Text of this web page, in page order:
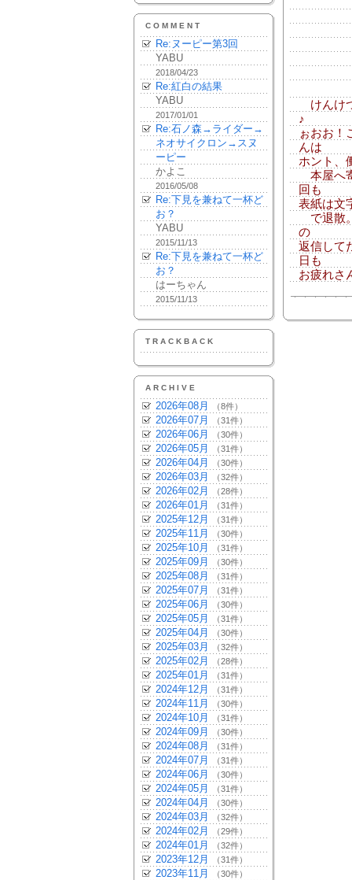
COMMENT
Re:ヌーピー第3回
YABU
2018/04/23
Re:紅白の結果
YABU
2017/01/01
Re:石ノ森→ライダー→
ネオサイクロン→スヌ
ーピー
かよこ
2016/05/08
Re:下見を兼ねて一杯ど
お？
YABU
2015/11/13
Re:下見を兼ねて一杯ど
お？
はーちゃん
2015/11/13
TRACKBACK
ARCHIVE
2026年08月 （8件）
2026年07月 （31件）
2026年06月 （30件）
2026年05月 （31件）
2026年04月 （30件）
2026年03月 （32件）
2026年02月 （28件）
2026年01月 （31件）
2025年12月 （31件）
2025年11月 （30件）
2025年10月 （31件）
2025年09月 （30件）
2025年08月 （31件）
2025年07月 （31件）
2025年06月 （30件）
2025年05月 （31件）
2025年04月 （30件）
2025年03月 （32件）
2025年02月 （28件）
2025年01月 （31件）
2024年12月 （31件）
2024年11月 （30件）
2024年10月 （31件）
2024年09月 （30件）
2024年08月 （31件）
2024年07月 （31件）
2024年06月 （30件）
2024年05月 （31件）
2024年04月 （30件）
2024年03月 （32件）
2024年02月 （29件）
2024年01月 （32件）
2023年12月 （31件）
2023年11月 （30件）
けんけ
♪
ぉおお！
んは
ホント、
本屋へ
回も
表紙は文
で退散
の
返信して
日も
お疲れさ